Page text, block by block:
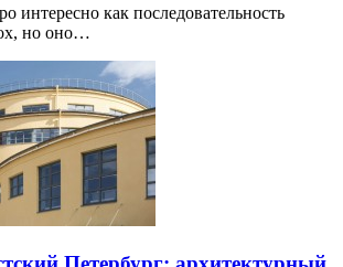
интересно как последовательность
но оно…